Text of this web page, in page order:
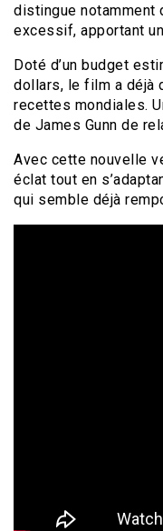
distingue notamment
excessif, apportant
Doté d’un budget
dollars, le film a déjà
recettes mondiales.
de James Gunn de
Avec cette nouvelle
éclat tout en
qui semble déjà